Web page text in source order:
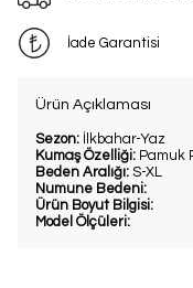
İade Garantisi
Ürün Açıklaması
Sezon: İlkbahar-Yaz
Kumaş Özelliği: Pamuk
Beden Aralığı: S-XL
Numune Bedeni:
Ürün Boyut Bilgisi:
Model Ölçüleri: